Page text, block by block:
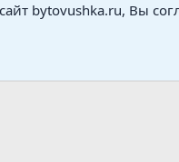
bytovushka.ru, Вы